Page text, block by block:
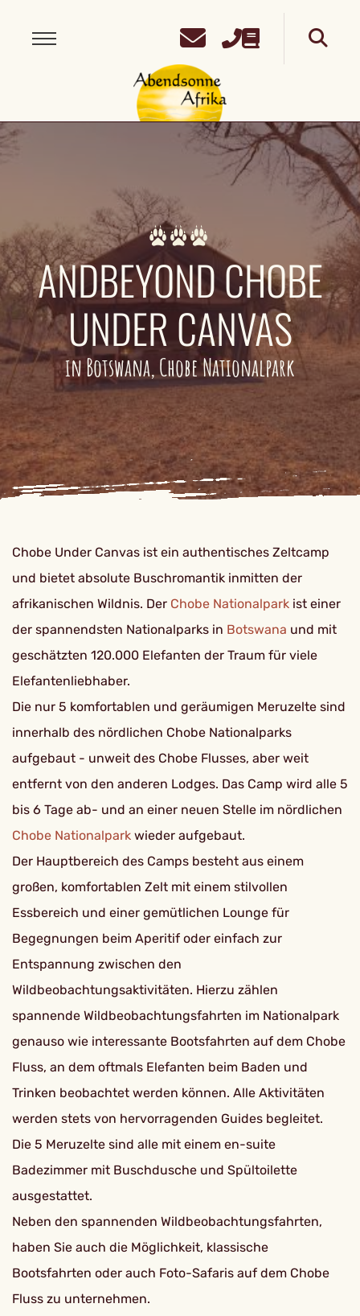
ANDBEYOND CHOBE
UNDER CANVAS
in Botswana, Chobe Nationalpark
Chobe Under Canvas ist ein authentisches Zeltcamp
und bietet absolute Buschromantik inmitten der
afrikanischen Wildnis. Der Chobe Nationalpark ist einer
der spannendsten Nationalparks in Botswana und mit
geschätzten 120.000 Elefanten der Traum für viele
Elefantenliebhaber.
Die nur 5 komfortablen und geräumigen Meruzelte sind
innerhalb des nördlichen Chobe Nationalparks
aufgebaut - unweit des Chobe Flusses, aber weit
entfernt von den anderen Lodges. Das Camp wird alle 5
bis 6 Tage ab- und an einer neuen Stelle im nördlichen
Chobe Nationalpark wieder aufgebaut.
Der Hauptbereich des Camps besteht aus einem
großen, komfortablen Zelt mit einem stilvollen
Essbereich und einer gemütlichen Lounge für
Begegnungen beim Aperitif oder einfach zur
Entspannung zwischen den
Wildbeobachtungsaktivitäten. Hierzu zählen
spannende Wildbeobachtungsfahrten im Nationalpark
genauso wie interessante Bootsfahrten auf dem Chobe
Fluss, an dem oftmals Elefanten beim Baden und
Trinken beobachtet werden können. Alle Aktivitäten
werden stets von hervorragenden Guides begleitet.
Die 5 Meruzelte sind alle mit einem en-suite
Badezimmer mit Buschdusche und Spültoilette
ausgestattet.
Neben den spannenden Wildbeobachtungsfahrten,
haben Sie auch die Möglichkeit, klassische
Bootsfahrten oder auch Foto-Safaris auf dem Chobe
Fluss zu unternehmen.